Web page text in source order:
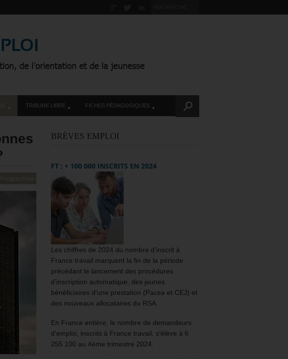
TRIBUNE LIBRE FICHES PÉDAGOGIQUES
BRÈVES EMPLOI
FT : + 100 000 INSCRITS EN 2024
Les chiffres de 2024 du nombre d’inscrit à
France travail marquent la fin de la période
précédant le lancement des procédures
d’inscription automatique, des jeunes
bénéficiaires d’une prestation (Pacea et CEJ) et
des nouveaux allocataires du RSA.
En France entière, le nombre de demandeurs
d’emploi, inscrits à France travail, s’élève à 6
255 100 au 4ème trimestre 2024.